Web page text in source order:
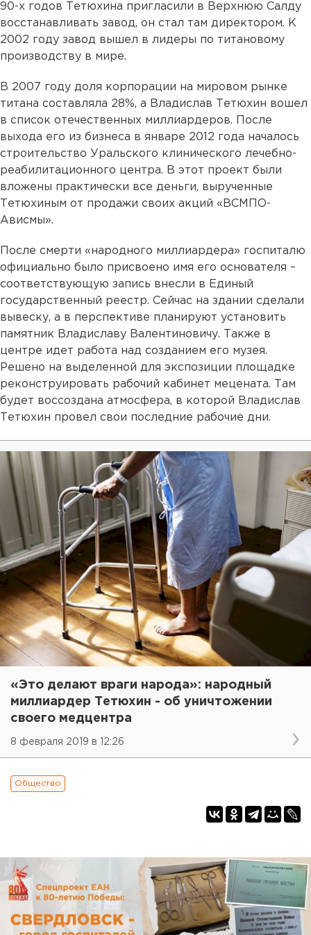
90-х годов Тетюхина пригласили в Верхнюю Салду
восстанавливать завод, он стал там директором. К
2002 году завод вышел в лидеры по титановому
производству в мире.
В 2007 году доля корпорации на мировом рынке
титана составляла 28%, а Владислав Тетюхин вошел
в список отечественных миллиардеров. После
выхода его из бизнеса в январе 2012 года началось
строительство Уральского клинического лечебно-
реабилитационного центра. В этот проект были
вложены практически все деньги, вырученные
Тетюхиным от продажи своих акций «ВСМПО-
Ависмы».
После смерти «народного миллиардера» госпиталю
официально было присвоено имя его основателя –
соответствующую запись внесли в Единый
государственный реестр. Сейчас на здании сделали
вывеску, а в перспективе планируют установить
памятник Владиславу Валентиновичу. Также в
центре идет работа над созданием его музея.
Решено на выделенной для экспозиции площадке
реконструировать рабочий кабинет мецената. Там
будет воссоздана атмосфера, в которой Владислав
Тетюхин провел свои последние рабочие дни.
«Это делают враги народа»: народный
миллиардер Тетюхин - об уничтожении
своего медцентра
8 февраля 2019 в 12:26
Общество